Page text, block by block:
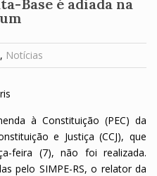
Base é adiada na
, Notícias
à Constituição (PEC) da
e Justiça (CCJ), que
feira (7), não foi realizada.
pelo SIMPE-RS, o relator da